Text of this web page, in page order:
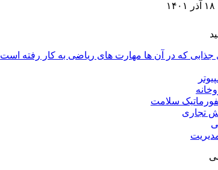
۱۸ آذر ۱۴۰۱
که در آن ها مهارت های ریاضی به کار رفته است
سلامت
تجاری